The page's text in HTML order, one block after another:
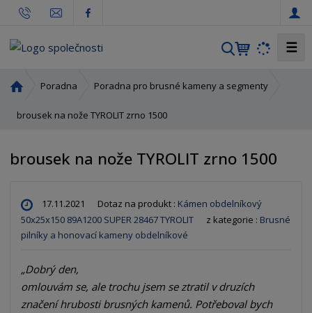
V
h
t
☰
o
í
r
a
n
Poradna Poradna pro brusné kameny a segmenty
brousek na nože TYROLIT zrno 1500
brousek na nože TYROLIT zrno 1500
17.11.2021 Dotaz na produkt : Kámen obdelníkový
50x25x150 89A1200 SUPER 28467 TYROLIT
z kategorie : Brusné
pilníky a honovací kameny obdelníkové
Dobrý den,
omlouvám se, ale trochu jsem se ztratil v druzích
značení hrubosti brusných kamenů. Potřeboval bych